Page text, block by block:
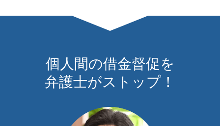
個人間の借金督促を
弁護士がストップ！